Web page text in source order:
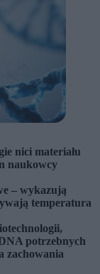
nici materiału
naukowcy
– wykazują
temperatura
potrzebnych
zachowania